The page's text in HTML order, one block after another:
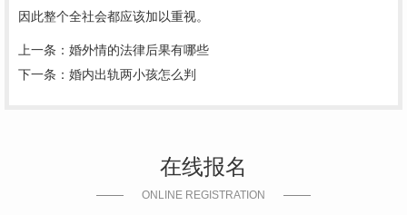
因此整个全社会都应该加以重视。
上一条： 婚外情的法律后果有哪些
下一条： 婚内出轨两小孩怎么判
在线报名
ONLINE REGISTRATION